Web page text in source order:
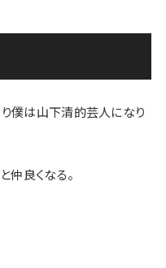
僕は山下清的芸人になり
仲良くなる。